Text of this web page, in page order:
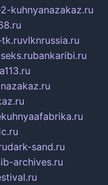
kuhnyanazakaz.ru
vlknrussia.ru
bankaribi.ru
dark-sand.ru
archives.ru